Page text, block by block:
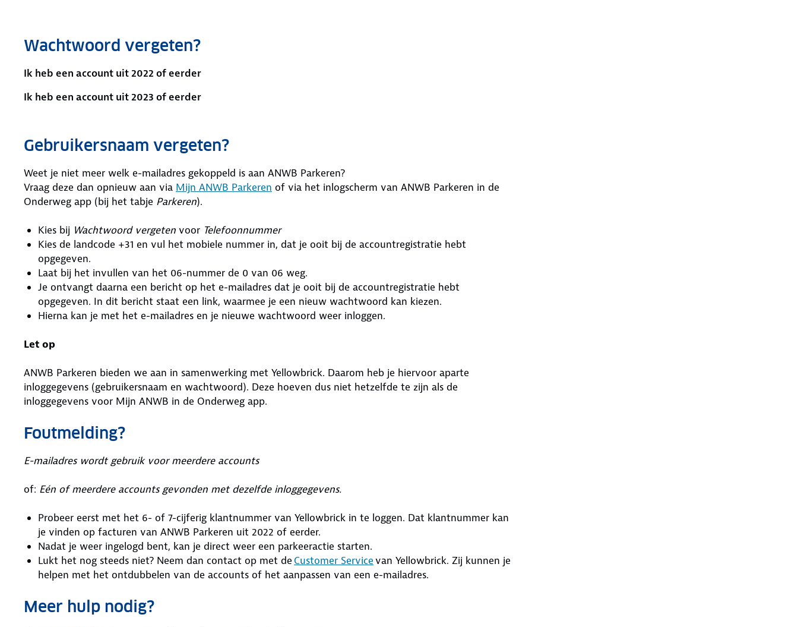
Wachtwoord vergeten?
Ik heb een account uit 2022 of eerder
Ik heb een account uit 2023 of eerder
Gebruikersnaam vergeten?
Weet je niet meer welk e-mailadres gekoppeld is aan ANWB Parkeren?
Vraag deze dan opnieuw aan via Mijn ANWB Parkeren of via het inlogscherm van ANWB Parkeren in de
Onderweg app (bij het tabje Parkeren).
Kies bij Wachtwoord vergeten voor Telefoonnummer
Kies de landcode +31 en vul het mobiele nummer in, dat je ooit bij de accountregistratie hebt
opgegeven.
Laat bij het invullen van het 06-nummer de 0 van 06 weg.
Je ontvangt daarna een bericht op het e-mailadres dat je ooit bij de accountregistratie hebt
opgegeven. In dit bericht staat een link, waarmee je een nieuw wachtwoord kan kiezen.
Hierna kan je met het e-mailadres en je nieuwe wachtwoord weer inloggen.
Let op
ANWB Parkeren bieden we aan in samenwerking met Yellowbrick. Daarom heb je hiervoor aparte
inloggegevens (gebruikersnaam en wachtwoord). Deze hoeven dus niet hetzelfde te zijn als de
inloggegevens voor Mijn ANWB in de Onderweg app.
Foutmelding?
E-mailadres wordt gebruik voor meerdere accounts
of: Eén of meerdere accounts gevonden met dezelfde inloggegevens.
Probeer eerst met het 6- of 7-cijferig klantnummer van Yellowbrick in te loggen. Dat klantnummer kan
je vinden op facturen van ANWB Parkeren uit 2022 of eerder.
Nadat je weer ingelogd bent, kan je direct weer een parkeeractie starten.
Lukt het nog steeds niet? Neem dan contact op met deCustomer Servicevan Yellowbrick. Zij kunnen je
helpen met het ontdubbelen van de accounts of het aanpassen van een e-mailadres.
Meer hulp nodig?